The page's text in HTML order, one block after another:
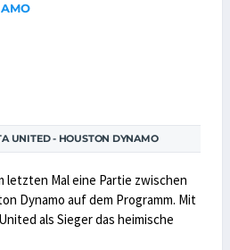
UNITED - HOUSTON DYNAMO
letzten Mal eine Partie zwischen
Dynamo auf dem Programm. Mit
als Sieger das heimische